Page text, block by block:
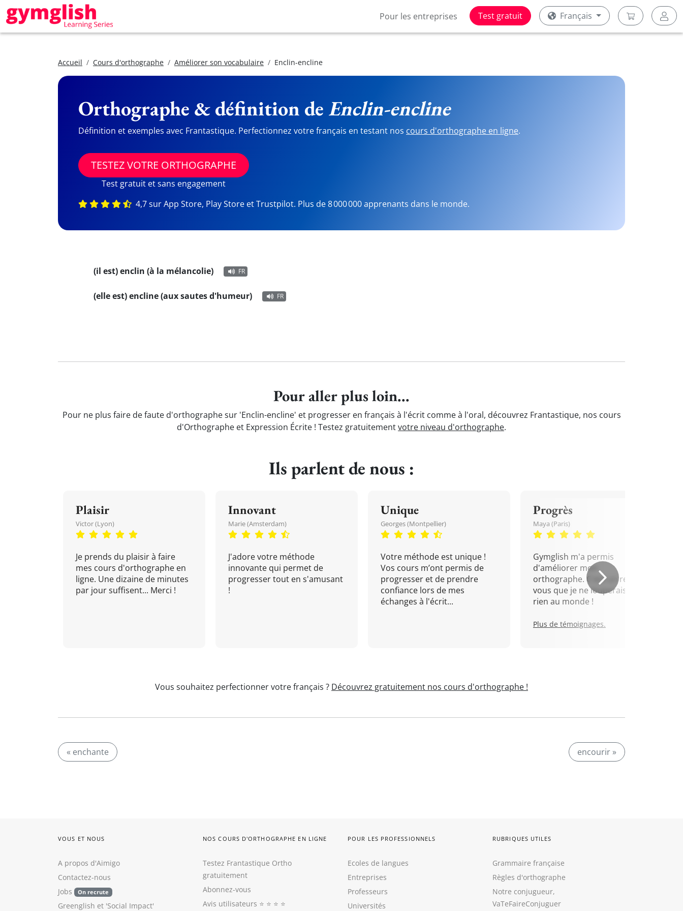
Pour les entreprises Test gratuit Français
Accueil Cours d'orthographe Améliorer son vocabulaire Enclin-encline
Orthographe & définition de Enclin-encline
Définition et exemples avec Frantastique. Perfectionnez votre français en testant nos cours d'orthographe en ligne.
TESTEZ VOTRE ORTHOGRAPHE
Test gratuit et sans engagement
4,7 sur App Store, Play Store et Trustpilot. Plus de 8 000 000 apprenants dans le monde.
(il est) enclin (à la mélancolie) FR
(elle est) encline (aux sautes d'humeur) FR
Pour aller plus loin...
Pour ne plus faire de faute d'orthographe sur 'Enclin-encline' et progresser en français à l'écrit comme à l'oral, découvrez Frantastique, nos cours
d'Orthographe et Expression Écrite ! Testez gratuitementvotre niveau d'orthographe.
Ils parlent de nous :
Plaisir
Victor (Lyon)
Je prends du plaisir à faire
mes cours d'orthographe en
ligne. Une dizaine de minutes
par jour suffisent... Merci !
Innovant
Marie (Amsterdam)
J'adore votre méthode
innovante qui permet de
progresser tout en s'amusant
!
Unique
Georges (Montpellier)
Votre méthode est unique !
Vos cours m’ont permis de
progresser et de prendre
confiance lors de mes
échanges à l'écrit...
Progrès
Maya (Paris)
Gymglish m'a permis
d'améliorer mon
orthographe. C'est un rendez-
vous que je ne louperais pour
rien au monde !
Plus de témoignages.
Vous souhaitez perfectionner votre français ? Découvrez gratuitement nos cours d'orthographe !
« enchante encourir »
VOUS ET NOUS
A propos d'Aimigo
Contactez-nous
Jobs
On recrute
Greenglish et 'Social Impact'
NOS COURS D'ORTHOGRAPHE EN LIGNE
Testez Frantastique Ortho
gratuitement
Abonnez-vous
Avis utilisateurs ⭐️ ⭐️ ⭐️ ⭐️
POUR LES PROFESSIONNELS
Ecoles de langues
Entreprises
Professeurs
Universités
RUBRIQUES UTILES
Grammaire française
Règles d'orthographe
Notre conjugueur,
VaTeFaireConjuguer